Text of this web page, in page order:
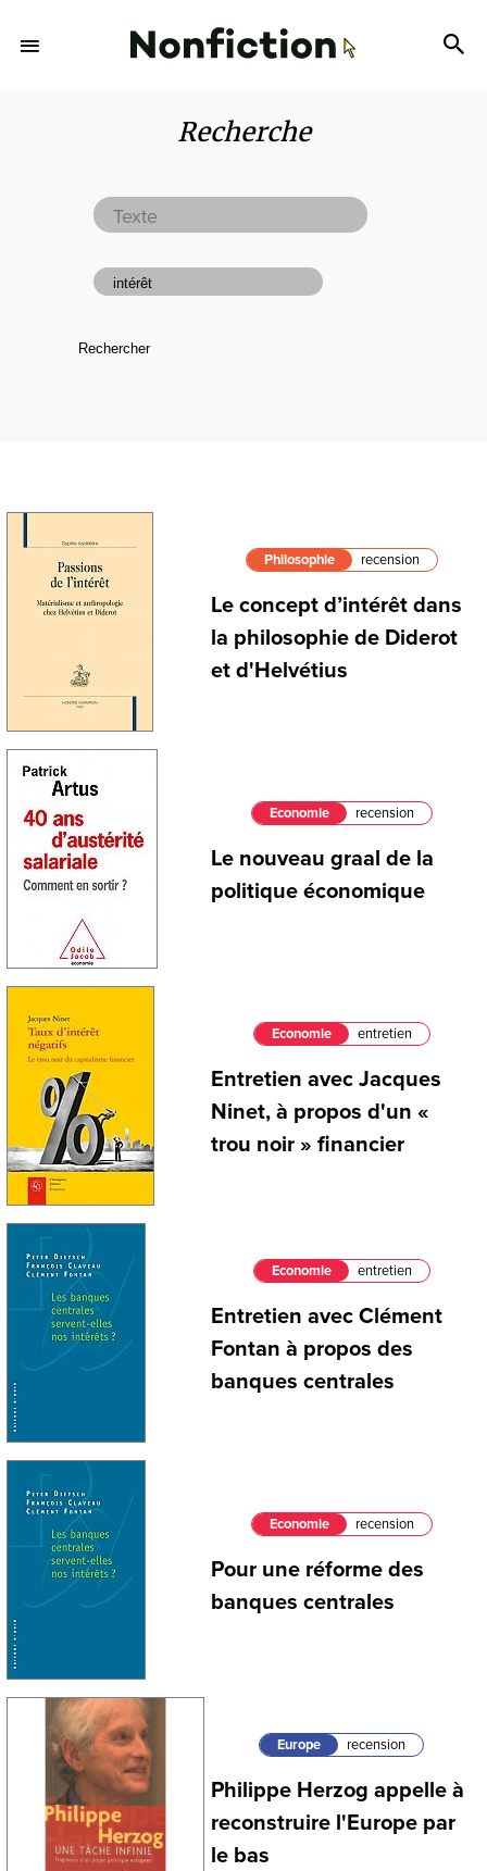
Recherche
Philosophie recension
Le concept d’intérêt dans
la philosophie de Diderot
et d'Helvétius
Economie recension
Le nouveau graal de la
politique économique
Economie entretien
Entretien avec Jacques
Ninet, à propos d'un «
trou noir » financier
Economie entretien
Entretien avec Clément
Fontan à propos des
banques centrales
Economie recension
Pour une réforme des
banques centrales
Europe recension
Philippe Herzog appelle à
reconstruire l'Europe par
le bas